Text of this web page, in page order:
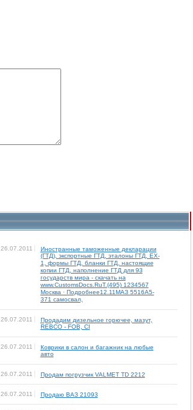
26.07.2011 Иностранные таможенные декларации
(ГТД), экспортные ГТД, эталоны ГТД, EX-
1, формы ГТД, бланки ГТД, настоящие
копии ГТД, наполнение ГТД для 93
государств мира - скачать на
www.CustomsDocs.RuТ.(495) 1234567
Москва · Подробнее12.11МАЗ 5516А5-
371 самосвал,
26.07.2011 Продадим дизельное горючее, мазут,
REBCO - FOB, CI
26.07.2011 Коврики в салон и багажник на любые
авто
26.07.2011 Продам погрузчик VALMET TD 2212
26.07.2011 Продаю ВАЗ 21093